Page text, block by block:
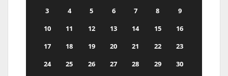
3
4 5 6 7 8
9
10
11 12 13 14 15
16
17
18 19 20 21 22
23
24
25 26 27 28 29
30